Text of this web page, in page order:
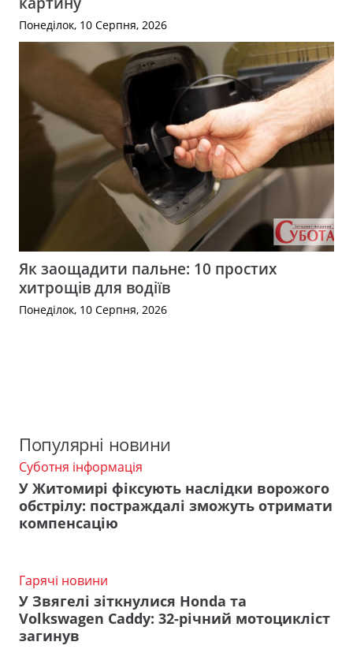
Понеділок, 10 Серпня, 2026
Як заощадити пальне: 10 простих
хитрощів для водіїв
Понеділок, 10 Серпня, 2026
Популярні новини
Суботня інформація
У Житомирі фіксують наслідки ворожого
обстрілу: постраждалі зможуть отримати
компенсацію
Гарячі новини
У Звягелі зіткнулися Honda та
Volkswagen Caddy: 32-річний мотоцикліст
загинув